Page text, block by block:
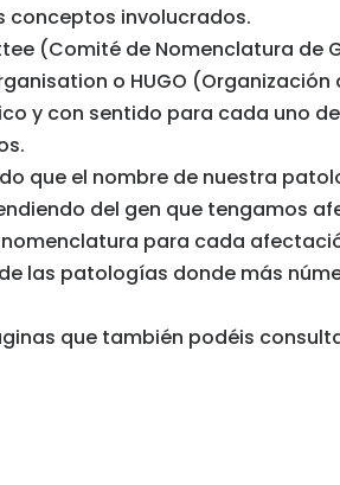
conceptos involucrados.
(Comité de Nomenclatura de
o HUGO (Organización
y con sentido para cada uno
que el nombre de nuestra
del gen que tengamos
para cada
las patologías donde más
que también podéis